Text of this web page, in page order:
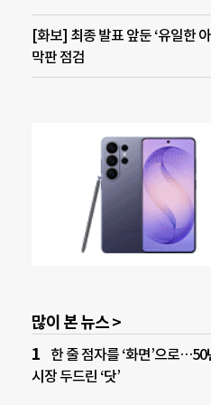
[화보] 최종 발표 앞둔 ‘유일한
막판 점검
많이 본 뉴스 >
한 줄 점자를 ‘화면’으로
시장 두드린 ‘닷’